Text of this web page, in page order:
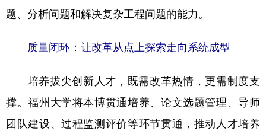
题、分析问题和解决复杂工程问题的能力。
质量闭环：让改革从点上探索走向系统成型
培养拔尖创新人才，既需改革热情，更需制度支
撑。福州大学将本博贯通培养、论文选题管理、导师
团队建设、过程监测评价等环节贯通，推动人才培养